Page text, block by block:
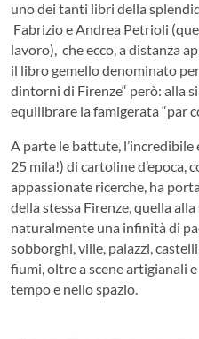
uno dei tanti libri della
Fabrizio e Andrea Petrioli
lavoro), che ecco, a distanza
il libro gemello denominato
dintorni di Firenze“ però: alla
equilibrare la famigerata “par
A parte le battute,
25 mila!) di cartoline d’epoca,
appassionate ricerche, ha
della stessa Firenze, quella
naturalmente una infinità di
sobborghi, ville, palazzi,
fiumi, oltre a scene artigianali
tempo e nello spazio.